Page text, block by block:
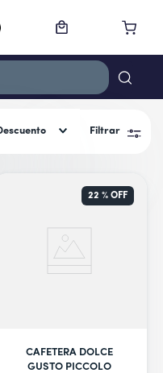
Filtrar
CAFETERA DOLCE
GUSTO PICCOLO
22 % OFF